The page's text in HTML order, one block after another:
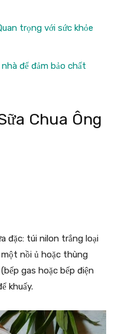
trọng với sức khỏe
để đảm bảo chất
Chua Ông
đặc: túi nilon trắng loại
nồi ủ hoặc thùng
gas hoặc bếp điện
khuấy.